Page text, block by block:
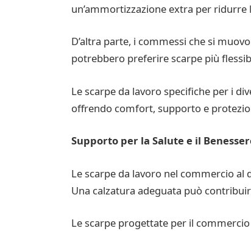
un’ammortizzazione extra per
D’altra parte, i commessi che si
potrebbero preferire scarpe più
Le scarpe da lavoro specifiche per i
offrendo comfort, supporto e
Supporto per la Salute e il
Le scarpe da lavoro nel commercio
Una calzatura adeguata può
Le scarpe progettate per il